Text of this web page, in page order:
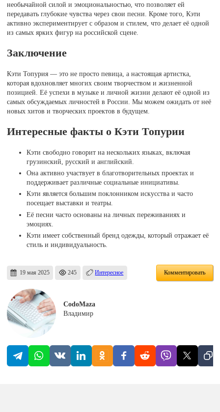
необычайной силой и эмоциональностью, что позволяет ей
передавать глубокие чувства через свои песни. Кроме того, Кэти
активно экспериментирует с образом и стилем, что делает её одной
из самых ярких фигур на российской сцене.
Заключение
Кэти Топурия — это не просто певица, а настоящая артистка,
которая вдохновляет многих своим творчеством и жизненной
позицией. Её успехи в музыке и личной жизни делают её одной из
самых обсуждаемых личностей в России. Мы можем ожидать от неё
новых хитов и творческих проектов в будущем.
Интересные факты о Кэти Топурии
Кэти свободно говорит на нескольких языках, включая
грузинский, русский и английский.
Она активно участвует в благотворительных проектах и
поддерживает различные социальные инициативы.
Кэти является большим поклонником искусства и часто
посещает выставки и театры.
Её песни часто основаны на личных переживаниях и
эмоциях.
Кэти имеет собственный бренд одежды, который отражает её
стиль и индивидуальность.
19 мая 2025 245 Интересное Комментировать
CodoMaza
Владимир